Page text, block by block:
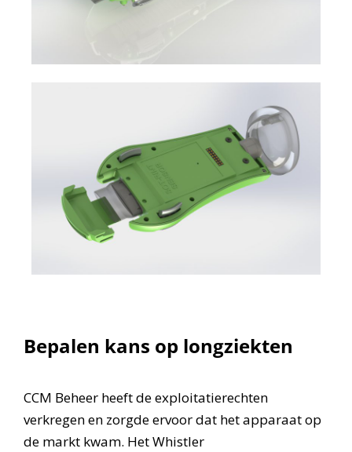
Bepalen kans op longziekten
CCM Beheer heeft de exploitatierechten
verkregen en zorgde ervoor dat het apparaat op
de markt kwam. Het Whistler